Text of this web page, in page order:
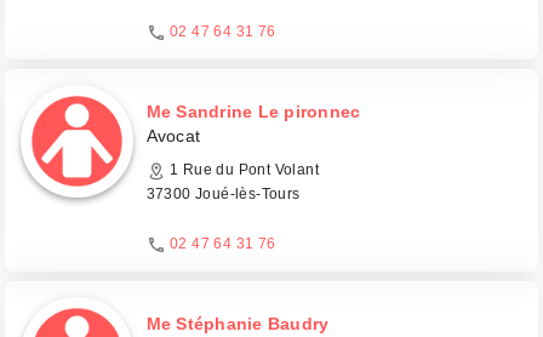
02 47 64 31 76
Me Sandrine Le pironnec
Avocat
1 Rue du Pont Volant
37300 Joué-lès-Tours
02 47 64 31 76
Me Stéphanie Baudry